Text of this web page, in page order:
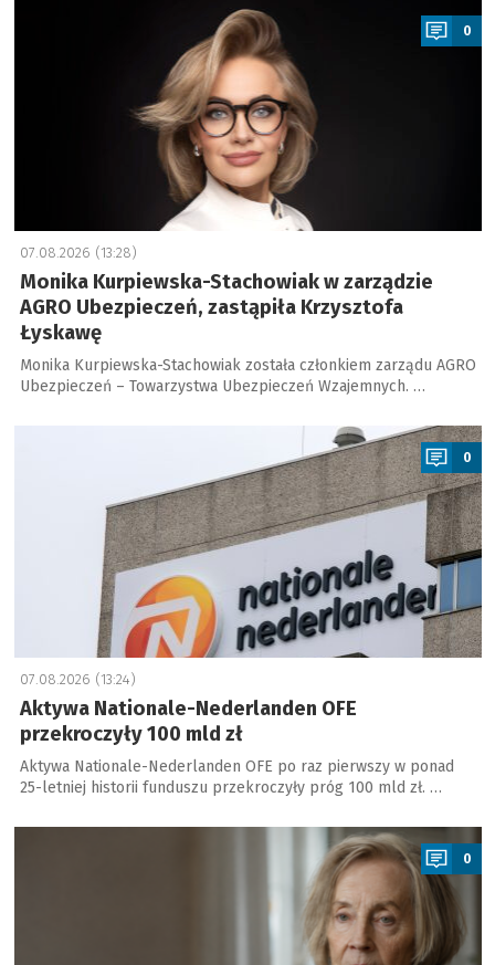
0
07.08.2026 (13:28)
Monika Kurpiewska-Stachowiak w zarządzie
AGRO Ubezpieczeń, zastąpiła Krzysztofa
Łyskawę
Monika Kurpiewska-Stachowiak została członkiem zarządu AGRO
Ubezpieczeń – Towarzystwa Ubezpieczeń Wzajemnych. …
0
07.08.2026 (13:24)
Aktywa Nationale-Nederlanden OFE
przekroczyły 100 mld zł
Aktywa Nationale-Nederlanden OFE po raz pierwszy w ponad
25-letniej historii funduszu przekroczyły próg 100 mld zł. …
a
0